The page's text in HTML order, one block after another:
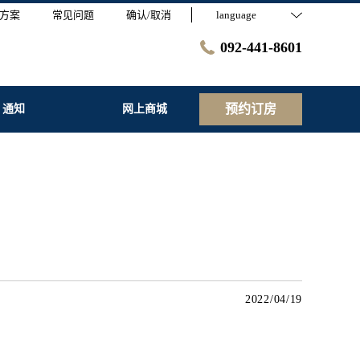
案 常见问题 确认/取消 language
092-441-8601
通知 网上商城 预约订房
2022/04/19